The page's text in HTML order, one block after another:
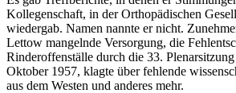
Kollegenschaft, in der Orthopädischen
wiedergab. Namen nannte er nicht.
Lettow mangelnde Versorgung, die
Rinderoffenställe durch die 33.
Oktober 1957, klagte über fehlende
aus dem Westen und anderes mehr.